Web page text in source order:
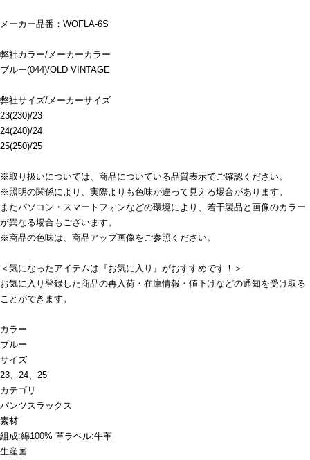
メーカー品番：WOFLA-6S
弊社カラー/メーカーカラー
ブルー(044)/OLD VINTAGE
弊社サイズ/メーカーサイズ
23(230)/23
24(240)/24
25(250)/25
※取り扱いについては、商品についている品質表示でご確認ください。
※照明の関係により、実際よりも色味が違って見える場合があります。
またパソコン・スマートフォンなどの環境により、若干製品と画像のカラー
が異なる場合もございます。
※商品の色味は、商品アップ画像をご参照ください。
＜気になったアイテムは『お気に入り』がおすすめです！＞
お気に入り登録した商品の再入荷・在庫情報・値下げなどの通知を受け取る
ことができます。
カラー
ブルー
サイズ
23、24、25
カテゴリ
パンツスラックス
素材
組成:綿100% 革ラベル:牛革
生産国